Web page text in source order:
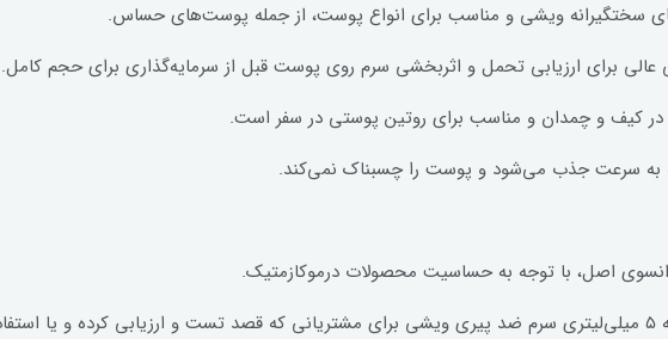
سختگیرانه ویشی و مناسب برای انواع پوست، از جمله پوست‌های حساس.
کیف و چمدان و مناسب برای روتین پوستی در سفر است.
به سرعت جذب می‌شود و پوست را چسبناک نمی‌کند.
اصل، با توجه به حساسیت محصولات درموکازمتیک.